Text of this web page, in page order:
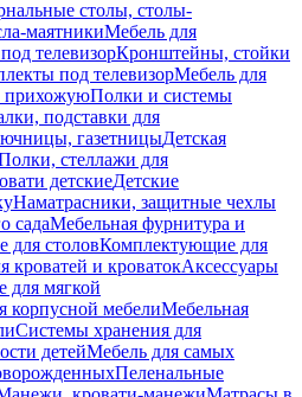
столы, столы-
маятникиМебель для
телевизорКронштейны, стойки
под телевизорМебель для
прихожуюПолки и системы
подставки для
газетницыДетская
стеллажи для
детскиеДетские
Наматрасники, защитные чехлы
садаМебельная фурнитура и
столовКомплектующие для
и кроватокАксессуары
мягкой
корпусной мебелиМебельная
Системы хранения для
детейМебель для самых
Пеленальные